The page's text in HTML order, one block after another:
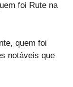
foi Rute na
quem foi
notáveis que